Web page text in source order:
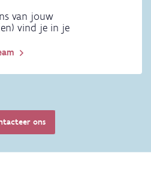
van jouw
vind je in je
ons